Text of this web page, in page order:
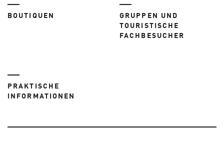
BOUTIQUEN
GRUPPEN UND
TOURISTISCHE
FACHBESUCHER
PRAKTISCHE
INFORMATIONEN